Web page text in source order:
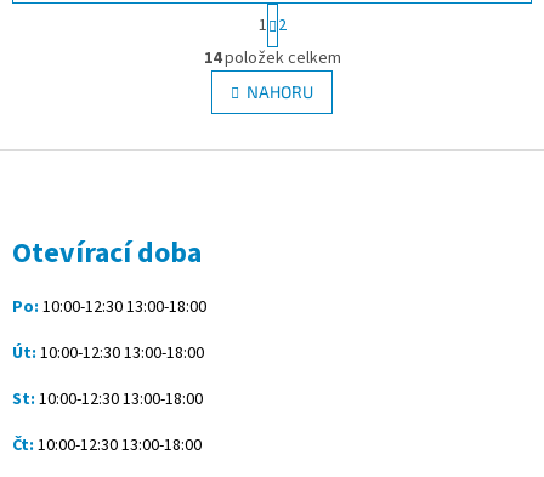
O
v
l
á
S
t
r
á
n
k
v
1 2
14položek celkem
NAHORU
Otevírací doba
Po: 10:00-12:30 13:00-18:00
Út: 10:00-12:30 13:00-18:00
St: 10:00-12:30 13:00-18:00
Čt: 10:00-12:30 13:00-18:00